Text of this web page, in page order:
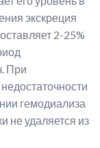
экскреция
2-25%
При
гемодиализа
не удаляется из